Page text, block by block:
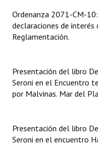
Digesto
Organigrama
Informes de Gestión
Proyectos Presentados
Actas de Sesión
Ordenanza 2071-CM-
declaraciones de interés
Reglamentación.
Presentación del libro
Seroni en el Encuentro
por Malvinas. Mar del
Presentación del libro
Seroni en el encuentro